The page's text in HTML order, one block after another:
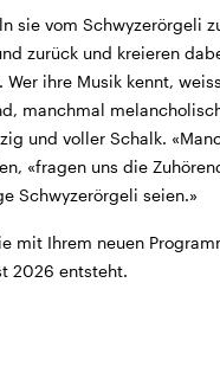
Brugg
, 20. bis
von Freitag Abend
sie vom Schwyzerörgeli
zurück und kreieren
ihre Musik kennt,
manchmal
und voller Schalk.
«fragen uns die
Schwyzerörgeli seien.»
mit Ihrem neuen
2026 entsteht.